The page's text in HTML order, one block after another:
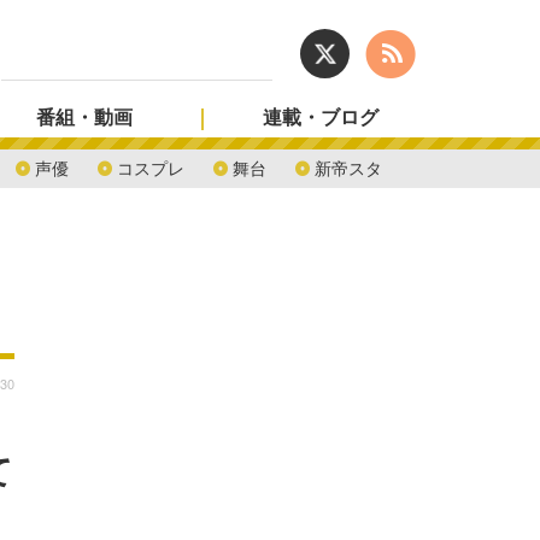
声優 コスプレ 舞台 新帝スタ
番組・動画 連載・ブログ